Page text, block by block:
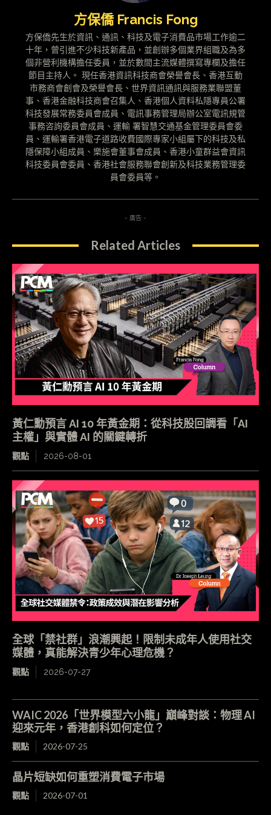
方保僑 Francis Fong
方保僑先生於資訊、通訊、科技及電子消費品市場工作逾二
十年，曾引進不少科技新產品，並創辦多個業界組職及為多
個非營利機構擔任委員，並於數間主流媒體撰寫專欄及擔任
節目主持人。 現任香港資訊科技商會榮譽會長、香港互動
市務商會創會及榮譽會長、世界資訊通訊與服務業聯盟董
事、香港金融科技商會召集人、香港個人資料私隱專員公署
科技發展常務委員會成員、電訊事務管理局辦公室電訊規管
事務咨詢委員會成員、運輸 署智慧交通基金管理委員會委
員、運輸署香港電子道路收費國際專家小組屬下的科技及私
隱保障小組成員、樂施會董事會成員、香港小童群益會資訊
科技委員會委員、香港社會服務聯會創新及科技業務管理委
員會委員等。
- 廣告 -
Related Articles
黃仁勳預言 AI 10 年黃金期：從科技股回調看「AI
主權」與實體 AI 的關鍵轉折
觀點 2026-08-01
全球「禁社群」浪潮興起！限制未成年人使用社交
媒體，真能解決青少年心理危機？
觀點 2026-07-27
WAIC 2026「世界模型六小龍」巔峰對談：物理 AI
迎來元年，香港創科如何定位？
觀點 2026-07-25
晶片短缺如何重塑消費電子市場
觀點 2026-07-01